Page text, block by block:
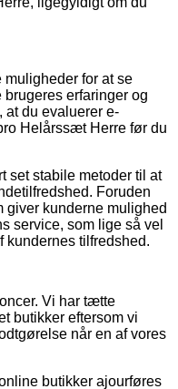
muligheder for at se
erfaringer og
du evaluerer e-
Helårssæt Herre før du
set stabile metoder til at
Foruden
giver kunderne mulighed
service, som lige så vel
kundernes tilfredshed.
Vi har tætte
butikker eftersom vi
når en af vores
butikker ajourføres